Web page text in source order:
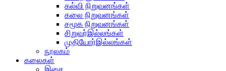
கல்வி நிறுவனங்கள்
கலை நிறுவனங்கள்
சமூக நிறுவனங்கள்
சிறுவர்இல்லங்கள்
முதியோர்இல்லங்கள்
நூலகம்
கலைகள்
இசை